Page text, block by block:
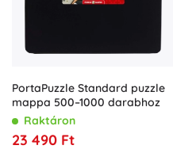
PortaPuzzle Standard puzzle
mappa 500–1000 darabhoz
Raktáron
23 490 Ft